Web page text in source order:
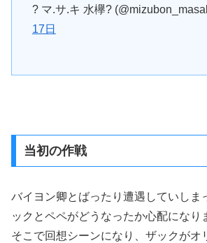
? マ.サ.キ 水欅?
17日
当初の作戦
バイヨン卿とばったり遭遇していしま
ックとペペがどうなったか心配になり
そこで回想シーンになり、ザックがオ